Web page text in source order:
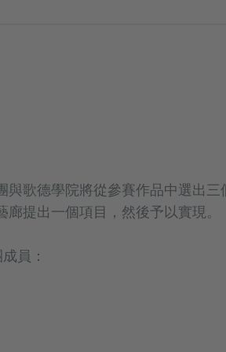
歌德學院將從參賽作品中選出三
提出一個項目，然後予以實現。
員：